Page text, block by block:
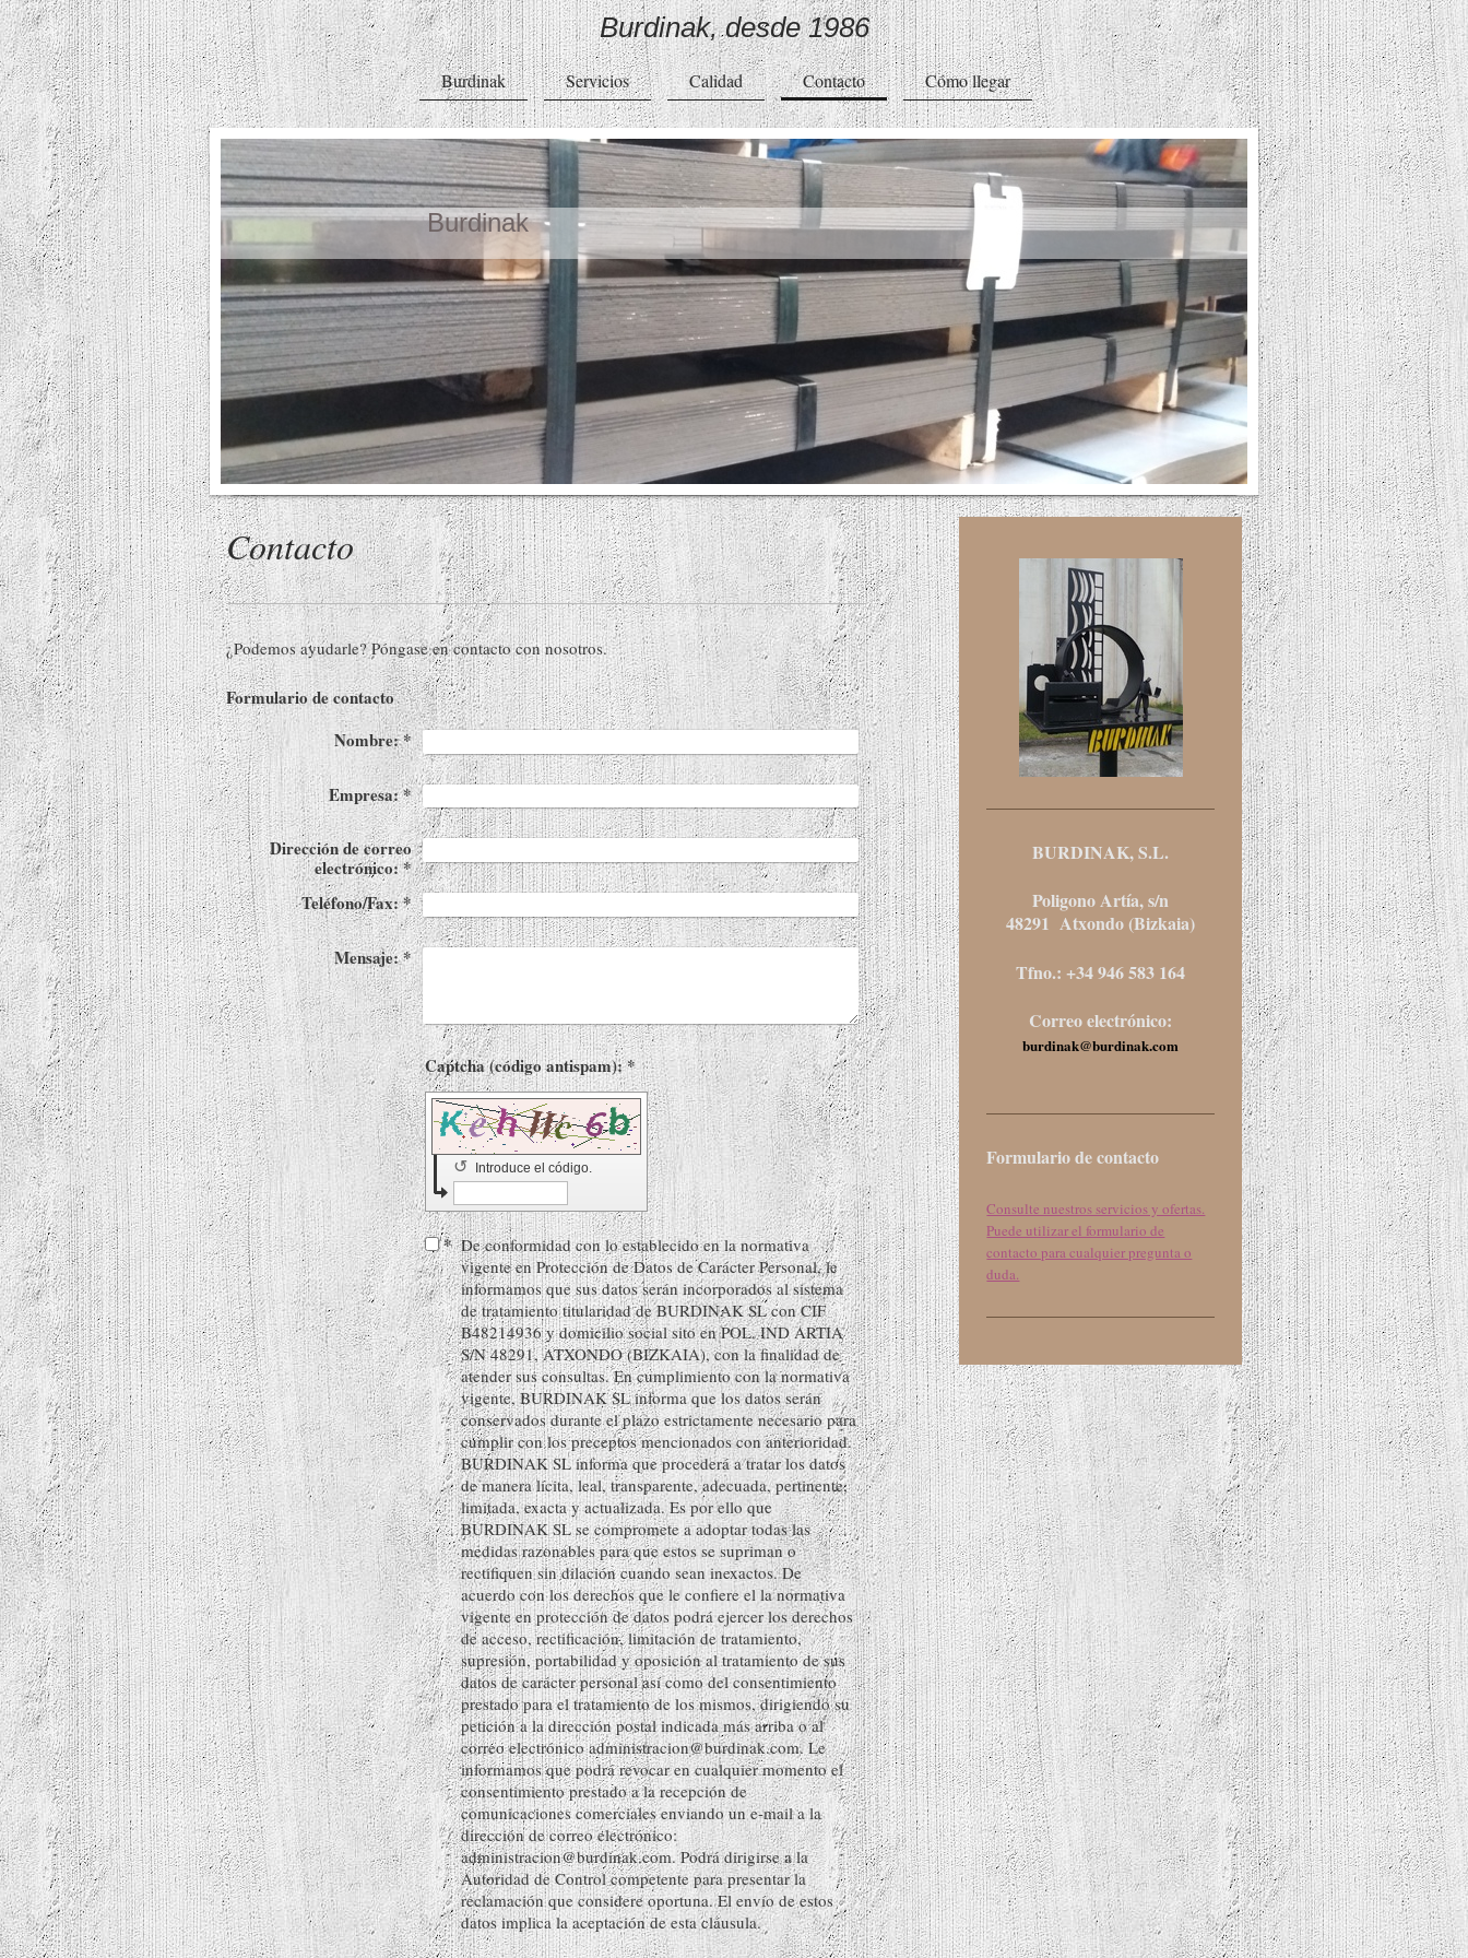
Burdinak, desde 1986
Burdinak Servicios Calidad Contacto Cómo llegar
Burdinak
Contacto
¿Podemos ayudarle? Póngase en contacto con nosotros.
Formulario de contacto
Nombre:*
Empresa:*
Dirección de correo
electrónico:*
Teléfono/Fax:*
Mensaje:*
Captcha (código antispam): *
Introduce el código.
↺
* De conformidad con lo establecido en la normativa
vigente en Protección de Datos de Carácter Personal, le
informamos que sus datos serán incorporados al sistema
de tratamiento titularidad de BURDINAK SL con CIF
B48214936 y domicilio social sito en POL. IND ARTIA
S/N 48291, ATXONDO (BIZKAIA), con la finalidad de
atender sus consultas. En cumplimiento con la normativa
vigente, BURDINAK SL informa que los datos serán
conservados durante el plazo estrictamente necesario para
cumplir con los preceptos mencionados con anterioridad.
BURDINAK SL informa que procederá a tratar los datos
de manera lícita, leal, transparente, adecuada, pertinente,
limitada, exacta y actualizada. Es por ello que
BURDINAK SL se compromete a adoptar todas las
medidas razonables para que estos se supriman o
rectifiquen sin dilación cuando sean inexactos. De
acuerdo con los derechos que le confiere el la normativa
vigente en protección de datos podrá ejercer los derechos
de acceso, rectificación, limitación de tratamiento,
supresión, portabilidad y oposición al tratamiento de sus
datos de carácter personal así como del consentimiento
prestado para el tratamiento de los mismos, dirigiendo su
petición a la dirección postal indicada más arriba o al
correo electrónico administracion@burdinak.com. Le
informamos que podrá revocar en cualquier momento el
consentimiento prestado a la recepción de
comunicaciones comerciales enviando un e-mail a la
dirección de correo electrónico:
administracion@burdinak.com. Podrá dirigirse a la
Autoridad de Control competente para presentar la
reclamación que considere oportuna. El envío de estos
datos implica la aceptación de esta cláusula.
BURDINAK, S.L.
Poligono Artía, s/n
48291 Atxondo (Bizkaia)
Tfno.: +34 946 583 164
Correo electrónico:
burdinak@burdinak.com
Formulario de contacto
Consulte nuestros servicios y ofertas.
Puede utilizar el formulario de
contacto para cualquier pregunta o
duda.